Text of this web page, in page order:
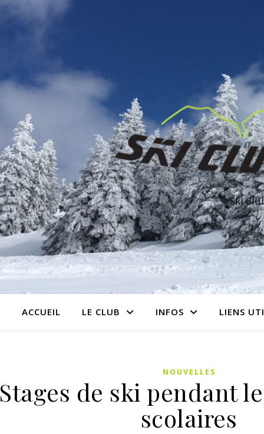
Ski
ACCUEIL LE CLUB INFOS LIENS
NOUVELLES
Stages de ski pendant
scolaires